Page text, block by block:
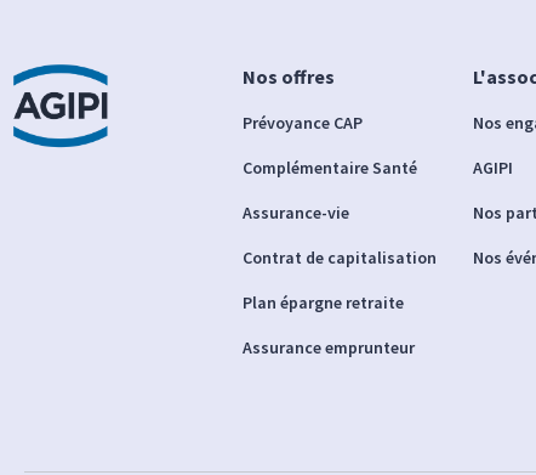
Nos offres
Prévoyance CAP
Complémentaire Santé
Assurance-vie
Contrat de capitalisation
Plan épargne retraite
Assurance emprunteur
Nos
AGIPI
Nos
Nos